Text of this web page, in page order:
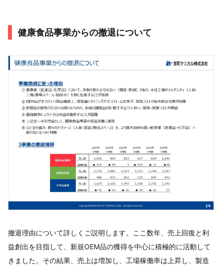
健康食品事業からの撤退について
撤退理由について詳しくご説明します。ここ数年、売上回復と利
益創出を目指して、新規OEM品の獲得を中心に積極的に活動して
きました。その結果、売上は増加し、工場稼働率は上昇し、製造